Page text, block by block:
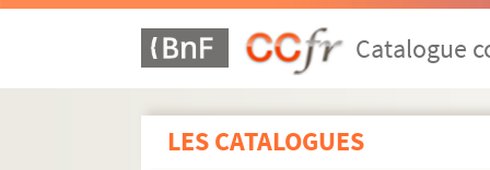
Catalogue
LES CATALOGUES